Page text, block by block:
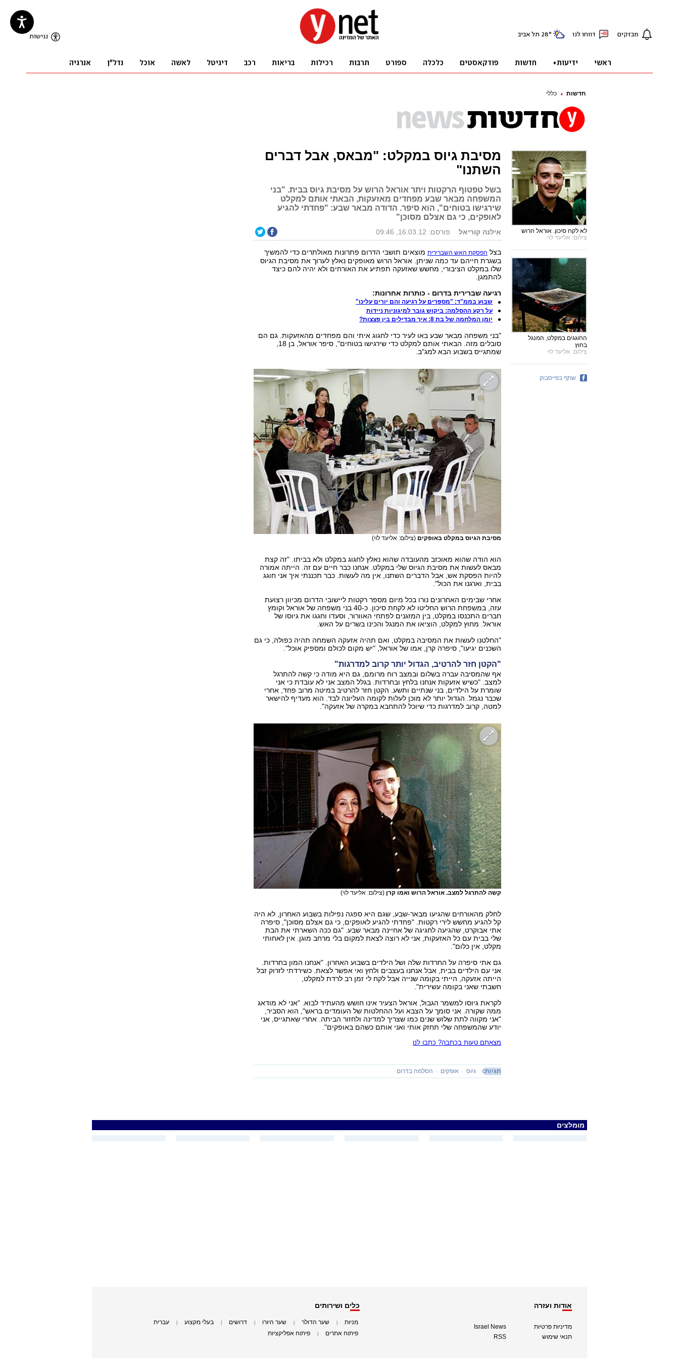
חדשות כללי
מסיבת גיוס במקלט: "מבאס, אבל דברים
השתנו"
בשל טפטוף הרקטות ויתר אוראל הרוש על מסיבת גיוס בבית. "בני
המשפחה מבאר שבע מפחדים מאזעקות, הבאתי אותם למקלט
שירגישו בטוחים", הוא סיפר. הדודה מבאר שבע: "פחדתי להגיע
לאופקים, כי גם אצלם מסוכן"
אילנה קוריאל פורסם: 16.03.12, 09:46
בצל הפסקת האש השבריריתמוצאים תושבי הדרום פתרונות מאולתרים כדי להמשיך
בשגרת חייהם עד כמה שניתן. אוראל הרוש מאופקים נאלץ לערוך את מסיבת הגיוס
שלו במקלט הציבורי, מחשש שאזעקה תפתיע את האורחים ולא יהיה להם כיצד
להתמגן.
רגיעה שברירית בדרום - כותרות אחרונות:
שבוע בממ"ד: "מספרים על רגיעה והם יורים עלינו"
על רקע ההסלמה: ביקוש גובר למיגוניות ניידות
יומן המלחמה של בת 8: איך מבדילים בין פצצות?
"בני משפחה מבאר שבע באו לעיר כדי לחגוג איתי והם מפחדים מהאזעקות. גם הם
סובלים מזה. הבאתי אותם למקלט כדי שירגישו בטוחים", סיפר אוראל, בן 18,
שמתגייס בשבוע הבא למג"ב.
מסיבת הגיוס במקלט באופקים (צילום: אליעד לוי)
הוא הודה שהוא מאוכזב מהעובדה שהוא נאלץ לחגוג במקלט ולא בביתו. "זה קצת
מבאס לעשות את מסיבת הגיוס שלי במקלט. אנחנו כבר חיים עם זה. הייתה אמורה
להיות הפסקת אש, אבל הדברים השתנו, אין מה לעשות. כבר תכננתי איך אני חוגג
בבית, וארגנו את הכול".
אחרי שבימים האחרונים נורו בכל מיום מספר רקטות ליישובי הדרום מכיוון רצועת
עזה, במשפחת הרוש החליטו לא לקחת סיכון. כ-40 בני משפחה של אוראל וקומץ
חברים התכנסו במקלט, בין המזגנים לפתחי האוורור, וסעדו וחגגו את גיוסו של
אוראל. מחוץ למקלט, הוציאו את המנגל והכינו בשרים על האש.
"החלטנו לעשות את המסיבה במקלט, ואם תהיה אזעקה השמחה תהיה כפולה, כי גם
השכנים יגיעו", סיפרה קרן, אמו של אוראל, "יש מקום לכולם ומספיק אוכל".
"הקטן חזר להרטיב, הגדול יותר קרוב למדרגות"
אף שהמסיבה עברה בשלום ובמצב רוח מרומם, גם היא מודה כי קשה להתרגל
למצב. "כשיש אזעקות אנחנו בלחץ ובחרדות. בגלל המצב אני לא עובדת כי אני
שומרת על הילדים, בני שנתיים ותשע. הקטן חזר להרטיב במיטה מרוב פחד, אחרי
שכבר נגמל. הגדול יותר לא מוכן לעלות לקומה העליונה לבד. הוא מעדיף להישאר
למטה, קרוב למדרגות כדי שיוכל להתחבא במקרה של אזעקה".
קשה להתרגל למצב. אוראל הרוש ואמו קרן (צילום: אליעד לוי)
לחלק מהאורחים שהגיעו מבאר-שבע, שגם היא ספגה נפילות בשבוע האחרון, לא היה
קל להגיע מחשש לירי רקטות. "פחדתי להגיע לאופקים, כי גם אצלם מסוכן", סיפרה
אתי אבוקרט, שהגיעה לחגיגה של אחיינה מבאר שבע. "גם ככה השארתי את הבת
שלי בבית עם כל האזעקות, אני לא רוצה לצאת למקום בלי מרחב מוגן. אין לאחותי
מקלט, אין כלום".
גם אתי סיפרה על החרדות שלה ושל הילדים בשבוע האחרון. "אנחנו המון בחרדות.
אני עם הילדים בבית, אבל אנחנו בעצבים ולחץ ואי אפשר לצאת. כשירדתי לזרוק זבל
הייתה אזעקה, הייתי בקומה שנייה אבל לקח לי זמן רב לרדת למקלט,
חשבתי שאני בקומה עשירית".
לקראת גיוסו למשמר הגבול, אוראל הצעיר אינו חושש מהעתיד לבוא. "אני לא מודאג
ממה שקורה. אני סומך על הצבא ועל ההחלטות של העומדים בראש", הוא הסביר,
"אני מקווה לתת שלוש שנים כמו שצריך למדינה ולחזור הביתה. אחרי שאתגייס, אני
יודע שהמשפחה שלי תחזק אותי ואני אותם כשהם באופקים".
מצאתם טעות בכתבה? כתבו לנו
תגיות: גיוס אופקים הסלמה בדרום
לא לקח סיכון. אוראל הרוש
צילום: אליעד לוי
החוגגים במקלט, המנגל
בחוץ
צילום: אליעד לוי
שתף בפייסבוק
מומלצים
אודות ועזרה
מדיניות פרטיות
תנאי שימוש
Israel News
RSS
כלים ושירותים
מניות שער הדולר שער היורו דרושים בעלי מקצוע עברית
פיתוח אתרים פיתוח אפליקציות